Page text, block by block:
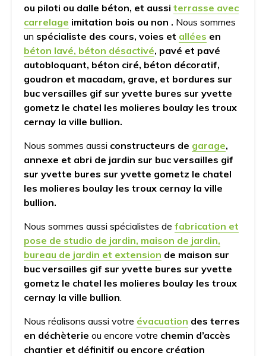
ou piloti ou dalle béton, et aussi terrasse avec
carrelage imitation bois ou non . Nous sommes
un spécialiste des cours, voies et allées en
béton lavé, béton désactivé, pavé et pavé
autobloquant, béton ciré, béton décoratif,
goudron et macadam, grave, et bordures sur
buc versailles gif sur yvette bures sur yvette
gometz le chatel les molieres boulay les troux
cernay la ville bullion.
Nous sommes aussi constructeurs de garage,
annexe et abri de jardin sur buc versailles gif
sur yvette bures sur yvette gometz le chatel
les molieres boulay les troux cernay la ville
bullion.
Nous sommes aussi spécialistes de fabrication et
pose de studio de jardin, maison de jardin,
bureau de jardin et extension de maison sur
buc versailles gif sur yvette bures sur yvette
gometz le chatel les molieres boulay les troux
cernay la ville bullion
Nous réalisons aussi votre évacuation des terres
en déchèterie ou encore votre chemin d’accès
chantier et définitif ou encore création